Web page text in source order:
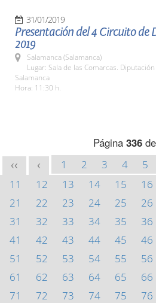
31/01/2019
Presentación del 4 Circuito de
2019
Salamanca (Salamanca)
Lugar: Sala de las Comarcas.
Salamanca
Hora: 11:30 h.
Página 336de
<< < 1 2 3 4 5
11
12 13 14 15 16
21
22 23 24 25 26
31
32 33 34 35 36
41
42 43 44 45 46
51
52 53 54 55 56
61
62 63 64 65 66
71
72 73 74 75 76